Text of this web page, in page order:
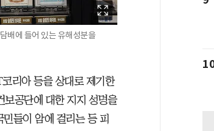
배에 들어 있는 유해성분을
리아 등을 상대로 제기한
보공단에 대한 지지 성명을
들이 암에 걸리는 등 피